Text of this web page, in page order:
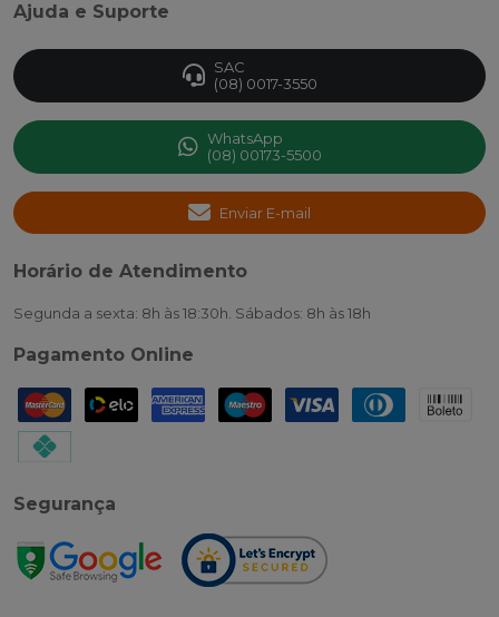
Ajuda e Suporte
SAC
(08) 0017-3550
WhatsApp
(08) 00173-5500
Enviar E-mail
Horário de Atendimento
Segunda a sexta: 8h às 18:30h. Sábados: 8h às 18h
Pagamento Online
Segurança